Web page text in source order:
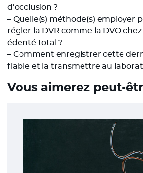
d’occlusion ?
– Quelle(s) méthode(s) employer
régler la DVR comme la DVO
édenté total ?
– Comment enregistrer cette
fiable et la transmettre au
Vous aimerez peut-